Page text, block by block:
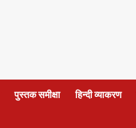
पुस्तक समीक्षा हिन्दी व्याकरण